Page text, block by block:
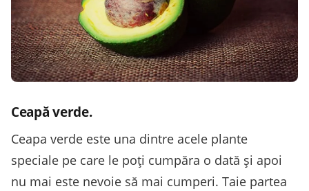
Ceapăverde.
Ceapa verde este una dintre acele plante
speciale pe care le poţi cumpăra o dată şi apoi
nu mai este nevoie să mai cumperi. Taie partea